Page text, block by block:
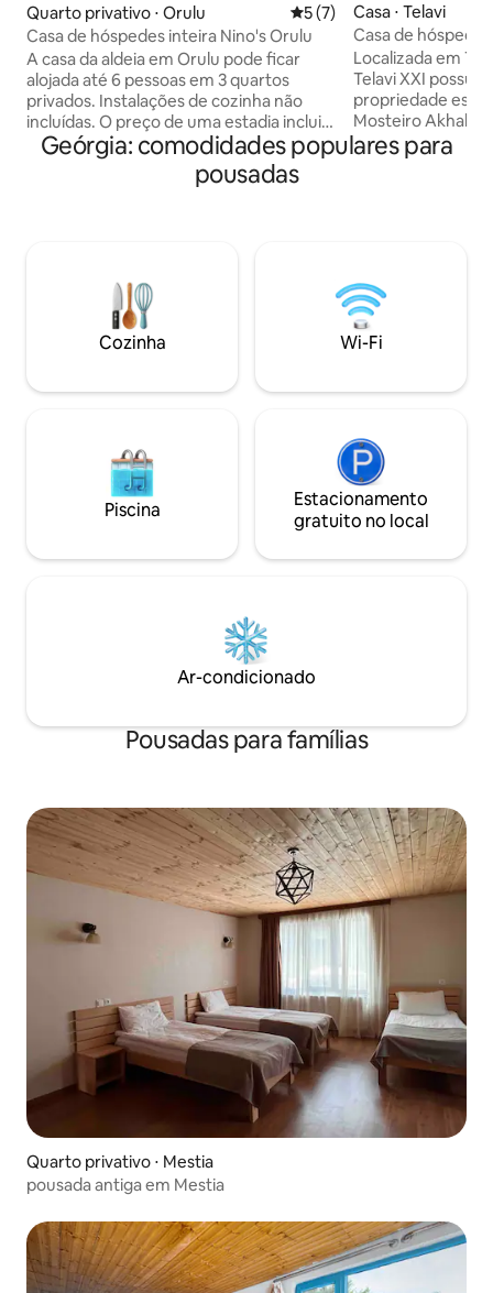
Quarto privativo ⋅ Orulu 5 de uma avaliação média
5 (7)
Casa de hóspedes inteira Nino's Orulu
A casa da aldeia em Orulu pode ficar
alojada até 6 pessoas em 3 quartos
privados. Instalações de cozinha não
incluídas. O preço de uma estadia inclui
café da manhã - comida local requintada
preparada pelo anfitrião - Nino. A casa
tem um enorme quintal verde
lado da casa do hóspede. Mediante
solicitação, o anfitrião pode levar os
hóspedes em um passeio de lancha pela
maravilhosa Colchis Lowland.
Casa ⋅ Telavi
Casa de
Localizada em
Telavi XXI possui
propriedade está
Mosteiro Akhali
acomodação
horas e Wi-Fi
café da manhã
é servido todas
propriedade. A propriedade também
oferece zonas de
Geórgia: comodidades populares para
pousadas
Cozinha Wi-Fi
Piscina
Estacionamento
gratuito no local
Ar-condicionado
Pousadas para famílias
Quarto privativo ⋅ Mestia
pousada antiga em Mestia